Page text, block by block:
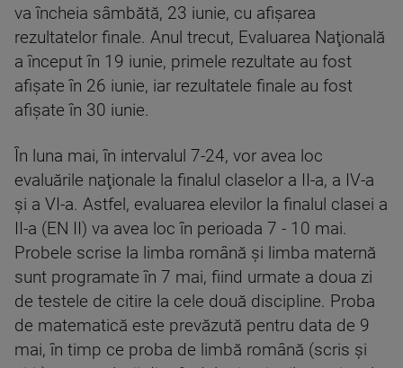
va încheia sâmbătă, 23 iunie, cu afişarea
rezultatelor finale. Anul trecut, Evaluarea Naţională
a început în 19 iunie, primele rezultate au fost
afişate în 26 iunie, iar rezultatele finale au fost
afişate în 30 iunie.
În luna mai, în intervalul 7-24, vor avea loc
evaluările naţionale la finalul claselor a II-a, a IV-a
şi a VI-a. Astfel, evaluarea elevilor la finalul clasei a
II-a (EN II) va avea loc în perioada 7 - 10 mai.
Probele scrise la limba română şi limba maternă
sunt programate în 7 mai, fiind urmate a doua zi
de testele de citire la cele două discipline. Proba
de matematică este prevăzută pentru data de 9
mai, în timp ce proba de limbă română (scris şi